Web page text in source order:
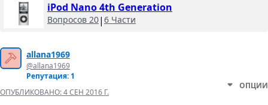
iPod Nano 4th Generation
Вопросов 20| 6 Части
allana1969
@allana1969
Репутация: 1
ОПУБЛИКОВАНО:4 СЕН 2016 Г.
ОПЦИИ